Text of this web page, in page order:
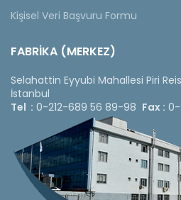
Kişisel Veri Başvuru Formu
FABRİKA (MERKEZ)
Selahattin Eyyubi Mahallesi Piri
İstanbul
Tel : 0-212-689 56 89-98 Fax : 0-